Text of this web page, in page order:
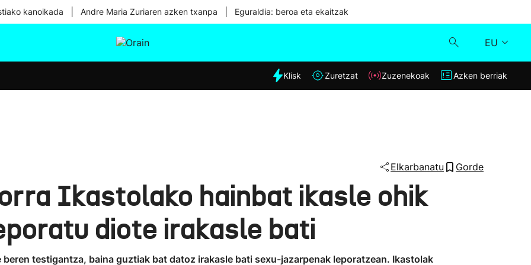
kanoikada Andre Maria Zuriaren azken txanpa Eguraldia: beroa eta ekaitzak
EU
Eguraldia
Klisk
Klisk Zuretzat Zuzenekoak Azken berriak
Elkarbanatu Gorde
Ikastolako hainbat ikasle ohik
diote irakasle bati
testigantza, baina guztiak bat datoz irakasle bati sexu-jazarpenak leporatzean. Ikastolak